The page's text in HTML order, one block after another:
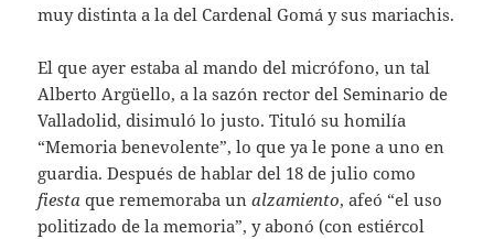
muy distinta a la del Cardenal Gomá y sus mariachis.
El que ayer estaba al mando del micrófono, un tal
Alberto Argüello, a la sazón rector del Seminario de
Valladolid, disimuló lo justo. Tituló su homilía
“Memoria benevolente”, lo que ya le pone a uno en
guardia. Después de hablar del 18 de julio como
fiesta que rememoraba unalzamiento, afeó “el uso
politizado de la memoria”, y abonó (con estiércol